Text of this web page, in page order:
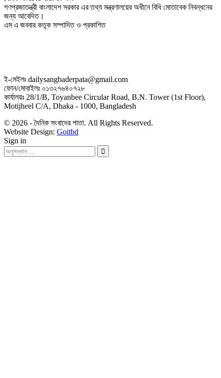
গণপ্রজাতন্ত্রী বাংলাদেশ সরকার এর তথ্য মন্ত্রণালয়ের অধীনে বিধি মোতাবেক নিবন্ধনের
জন্য আবেদিত।
এম এ জববার কতৃক সম্পাদিত ও প্রকাশিত
ই-মেইলঃ dailysangbaderpata@gmail.com
ফোন/মোবাইলঃ ০১৩২৭৬৪০৭২৮
কার্যালয়ঃ 28/1/B, Toyanbee Circular Road, B.N. Tower (1st Floor),
Motijheel C/A, Dhaka - 1000, Bangladesh
© 2026 - দৈনিক সংবাদের পাতা. All Rights Reserved.
Website Design: Goitbd
Sign in